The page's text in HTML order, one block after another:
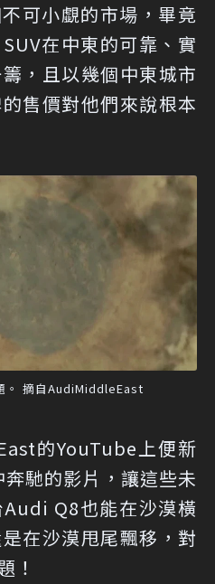
可小覷的市場，畢竟
在中東的可靠、實
，且以幾個中東城市
售價對他們來說根本
。 摘自AudiMiddleEast
的YouTube上便新
馳的影片，讓這些未
Q8也能在沙漠橫
在沙漠甩尾飄移，對
！